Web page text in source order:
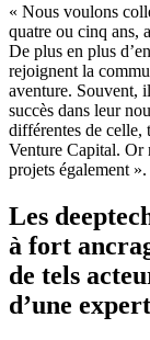
« Nous voulons
quatre ou cinq ans,
De plus en plus
rejoignent la
aventure. Souvent,
succès dans leur
différentes de celle,
Venture Capital. Or
projets également ».
Les
à fort
de tels
d’une